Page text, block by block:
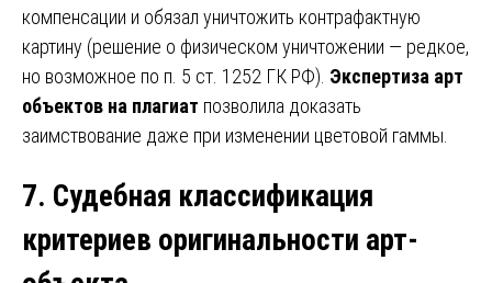
компенсации и обязал уничтожить контрафактную
картину (решение о физическом уничтожении — редкое,
но возможное по п. 5 ст. 1252 ГК РФ). Экспертиза арт
объектов на плагиат позволила доказать
заимствование даже при изменении цветовой гаммы.
7. Судебная классификация
критериев оригинальности арт-